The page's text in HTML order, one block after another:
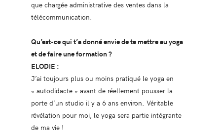
que chargée administrative des ventes dans la
télécommunication.
Qu’est-ce qui t’a donné envie de te mettre au yoga
et de faire une formation ?
ELODIE :
J’ai toujours plus ou moins pratiqué le yoga en
« autodidacte » avant de réellement pousser la
porte d’un studio il y a 6 ans environ. Véritable
révélation pour moi, le yoga sera partie intégrante
de ma vie !